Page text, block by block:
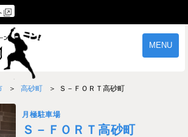
MENU
ご契約の流れ
高砂町 Ｓ－ＦＯＲＴ高砂町
月極駐車場
Ｓ－ＦＯＲＴ高砂町